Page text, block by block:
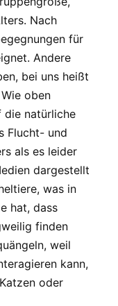
Nach
für
Andere
bei uns heißt
oben
die natürliche
Flucht- und
als es leider
dargestellt
was in
hat, dass
finden
weil
kann,
oder